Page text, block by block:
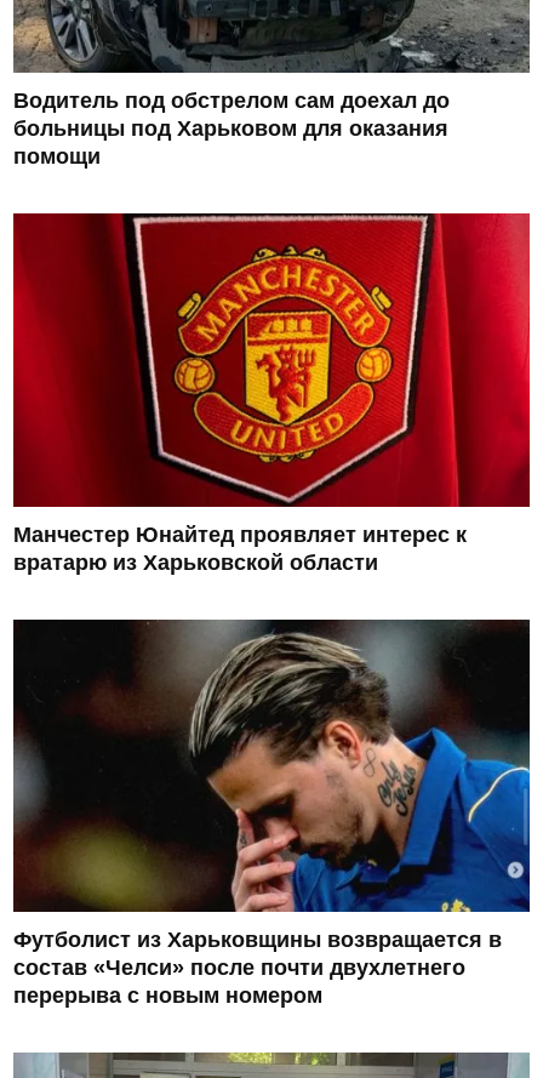
Водитель под обстрелом сам доехал до
больницы под Харьковом для оказания
помощи
Манчестер Юнайтед проявляет интерес к
вратарю из Харьковской области
Футболист из Харьковщины возвращается в
состав «Челси» после почти двухлетнего
перерыва с новым номером